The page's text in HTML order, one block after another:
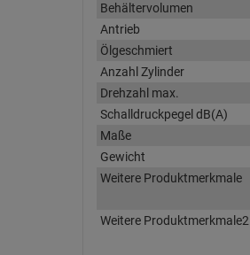
Behältervolumen
Antrieb
Ölgeschmiert
Anzahl Zylinder
Drehzahl max.
Schalldruckpegel dB(A)
Maße
Gewicht
Weitere Produktmerkmale
Weitere Produktmerkmale2